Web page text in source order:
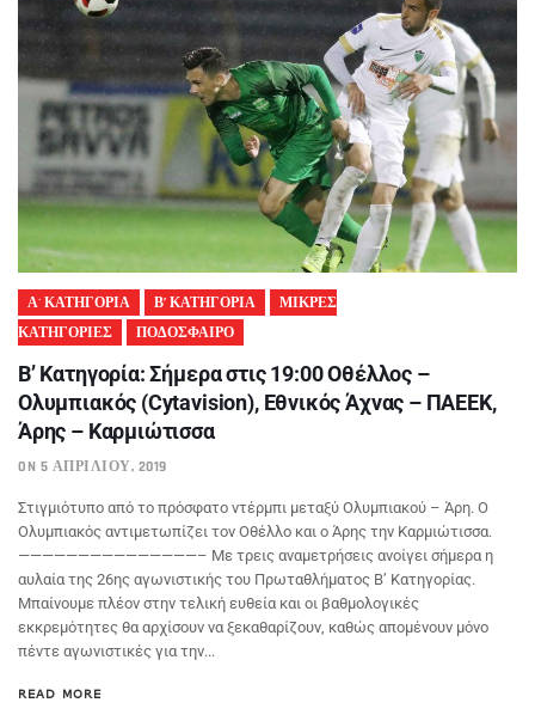
Α' ΚΑΤΗΓΟΡΙΑ Β’ ΚΑΤΗΓΟΡΙΑ
ΜΙΚΡΕΣ
ΚΑΤΗΓΟΡΙΕΣ
ΠΟΔΟΣΦΑΙΡΟ
Β’ Κατηγορία: Σήμερα στις 19:00 Οθέλλος –
Ολυμπιακός (Cytavision), Εθνικός Άχνας – ΠΑΕΕΚ,
Άρης – Καρμιώτισσα
ON 5 ΑΠΡΙΛΊΟΥ, 2019
Στιγμιότυπο από το πρόσφατο ντέρμπι μεταξύ Ολυμπιακού – Άρη. Ο
Ολυμπιακός αντιμετωπίζει τον Οθέλλο και ο Άρης την Καρμιώτισσα.
———————————————– Με τρεις αναμετρήσεις ανοίγει σήμερα η
αυλαία της 26ης αγωνιστικής του Πρωταθλήματος Β’ Κατηγορίας.
Μπαίνουμε πλέον στην τελική ευθεία και οι βαθμολογικές
εκκρεμότητες θα αρχίσουν να ξεκαθαρίζουν, καθώς απομένουν μόνο
πέντε αγωνιστικές για την...
READ MORE